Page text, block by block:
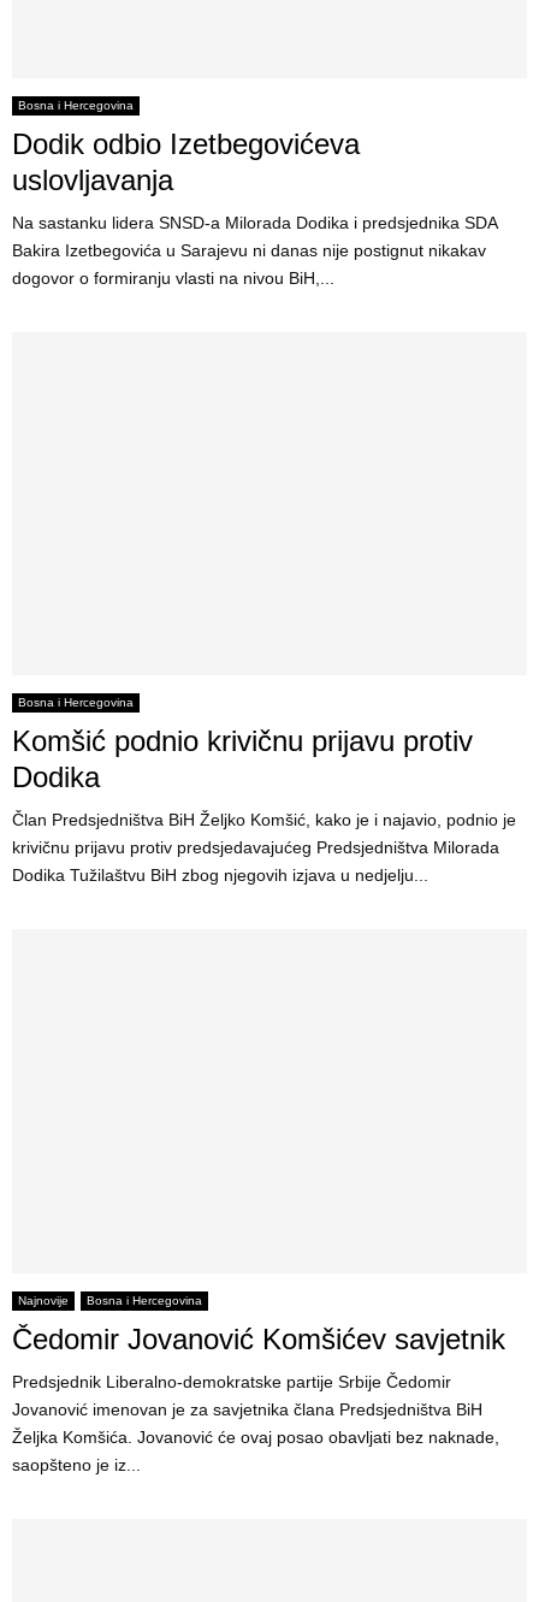
Bosna i Hercegovina
Dodik odbio Izetbegovićeva
uslovljavanja
Na sastanku lidera SNSD-a Milorada Dodika i predsjednika SDA
Bakira Izetbegovića u Sarajevu ni danas nije postignut nikakav
dogovor o formiranju vlasti na nivou BiH,...
Bosna i Hercegovina
Komšić podnio krivičnu prijavu protiv
Dodika
Član Predsjedništva BiH Željko Komšić, kako je i najavio, podnio je
krivičnu prijavu protiv predsjedavajućeg Predsjedništva Milorada
Dodika Tužilaštvu BiH zbog njegovih izjava u nedjelju...
Najnovije Bosna i Hercegovina
Čedomir Јovanović Komšićev savjetnik
Predsjednik Liberalno-demokratske partije Srbije Čedomir
Јovanović imenovan je za savjetnika člana Predsjedništva BiH
Željka Komšića. Јovanović će ovaj posao obavljati bez naknade,
saopšteno je iz...